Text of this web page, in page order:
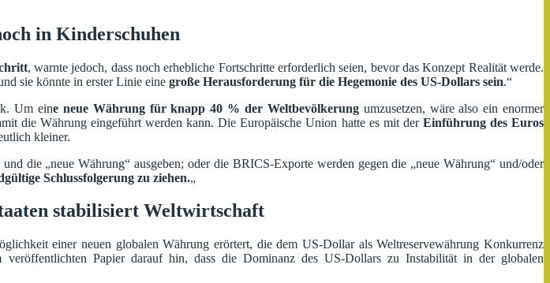
in Kinderschuhen
, warnte jedoch, dass noch erhebliche Fortschritte erforderlich seien, bevor das Konzept Realität werde.
sie könnte in erster Linie eine große Herausforderung für die Hegemonie des US-Dollars sein.“
Um eine neue Währung für knapp 40 % der Weltbevölkerungumzusetzen, wäre also ein enormer
die Währung eingeführt werden kann. Die Europäische Union hatte es mit der Einführung des Euros
kleiner.
die „neue Währung“ ausgeben; oder die BRICS-Exporte werden gegen die „neue Währung“ und/oder
Schlussfolgerung zu ziehen.„
stabilisiert Weltwirtschaft
einer neuen globalen Währung erörtert, die dem US-Dollar als Weltreservewährung Konkurrenz
Papier darauf hin, dass die Dominanz des US-Dollars zu Instabilität in der globalen